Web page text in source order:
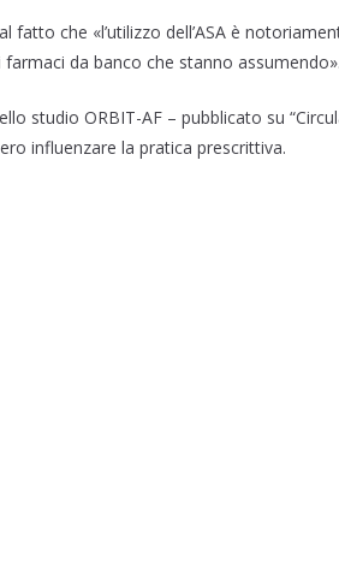
che «l’utilizzo dell’ASA è
da banco che stanno assumendo».
studio ORBIT-AF – pubblicato su
influenzare la pratica prescrittiva.